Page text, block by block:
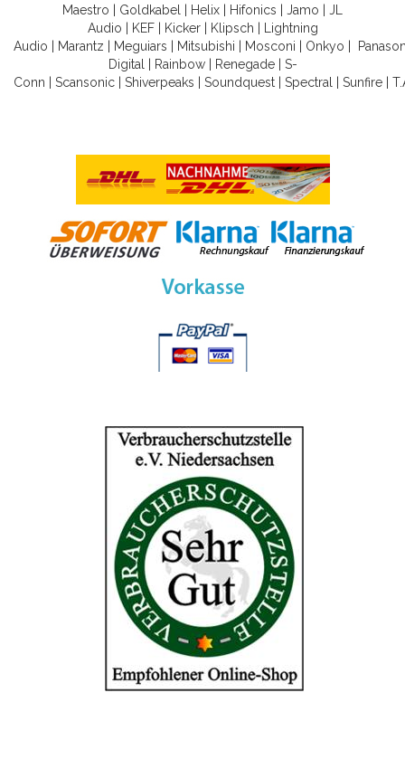
Maestro | Goldkabel | Helix | Hifonics | Jamo | JL
Audio | KEF| Kicker| Klipsch | Lightning
Audio | Marantz | Meguiars | Mitsubishi | Mosconi | Onkyo |
Digital | Rainbow| Renegade| S-
Conn | Scansonic | Shiverpeaks | Soundquest | Spectral | Sunfire |